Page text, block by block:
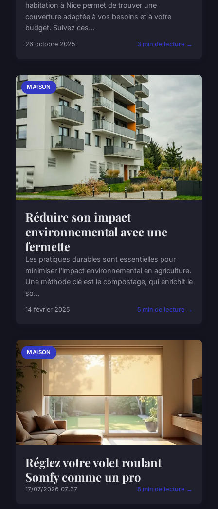
habitation à Nice permet de trouver une
couverture adaptée à vos besoins et à votre
budget. Suivez ces...
26 octobre 2025 3 min de lecture →
MAISON
Réduire son impact
environnemental avec une
fermette
Les pratiques durables sont essentielles pour
minimiser l'impact environnemental en agriculture.
Une méthode clé est le compostage, qui enrichit le
so...
14 février 2025 5 min de lecture →
MAISON
Réglez votre volet roulant
Somfy comme un pro
17/07/2026 07:37 8 min de lecture →